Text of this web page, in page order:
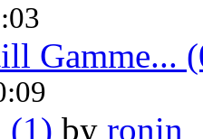
Gamme...
(1) by ronin